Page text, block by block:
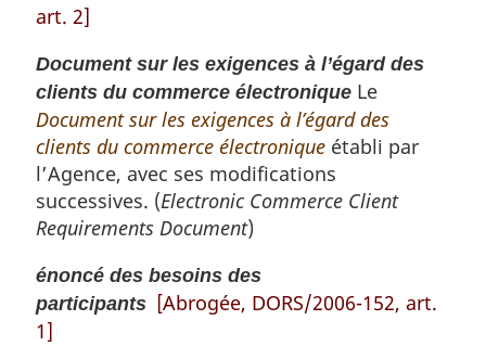
art. 2]
Document sur les exigences à l’égard des
clients du commerce électronique Le
Document sur les exigences à l’égard des
clients du commerce électronique établi par
l’Agence, avec ses modifications
successives. (Electronic Commerce Client
Requirements Document)
énoncé des besoins des
participants [Abrogée, DORS/2006-152, art.
1]